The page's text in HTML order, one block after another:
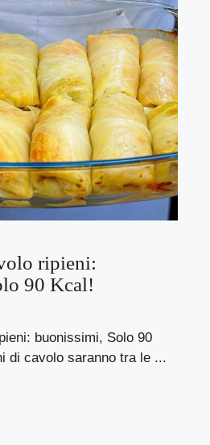
ripieni:
90 Kcal!
buonissimi, Solo 90
di cavolo saranno tra le ...